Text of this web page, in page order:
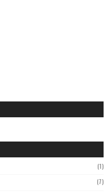
(1)
(7)